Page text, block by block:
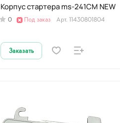
Корпус стартера ms-241CM NEW
0 Под заказ Арт. 11430801804
Заказать